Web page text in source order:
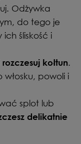
Odżywka
do tego je
ich śliskość i
kołtun.
powoli i
splot lub
delikatnie